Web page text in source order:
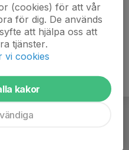
(cookies) för att vår
för dig. De används
att hjälpa oss att
tjänster.
vi cookies
kakor